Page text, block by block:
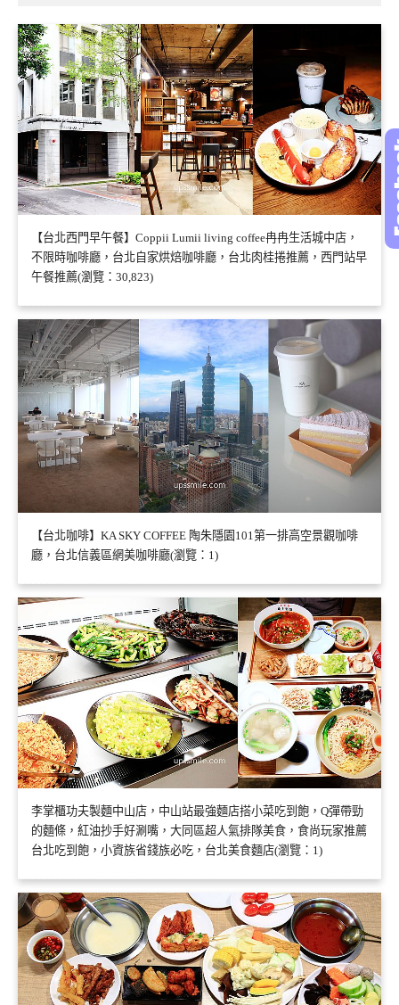
【台北西門早午餐】Coppii Lumii living coffee冉冉生活城中店，
不限時咖啡廳，台北自家烘焙咖啡廳，台北肉桂捲推薦，西門站早
午餐推薦(瀏覽：30,823)
【台北咖啡】KA SKY COFFEE 陶朱隱園101第一排高空景觀咖啡
廳，台北信義區網美咖啡廳(瀏覽：1)
李掌櫃功夫製麵中山店，中山站最強麵店搭小菜吃到飽，Q彈帶勁
的麵條，紅油抄手好涮嘴，大同區超人氣排隊美食，食尚玩家推薦
台北吃到飽，小資族省錢族必吃，台北美食麵店(瀏覽：1)